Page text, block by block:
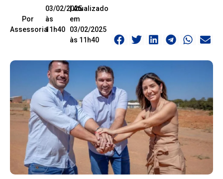
Por
Assessoria
03/02/2025
às
11h40
| Atualizado
em
03/02/2025
às 11h40